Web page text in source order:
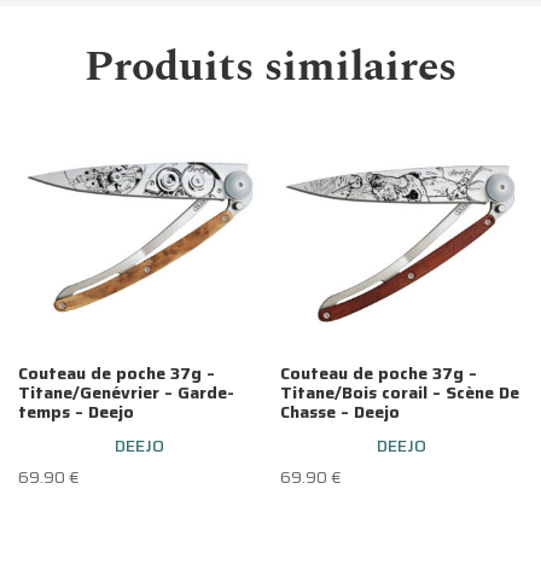
Produits similaires
Couteau de poche 37g –
Titane/Genévrier – Garde-
temps – Deejo
DEEJO
69.90€
Couteau de poche 37g –
Titane/Bois corail – Scène De
Chasse – Deejo
DEEJO
69.90€